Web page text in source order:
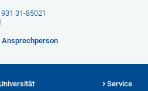
31-85021
Ansprechperson
Service